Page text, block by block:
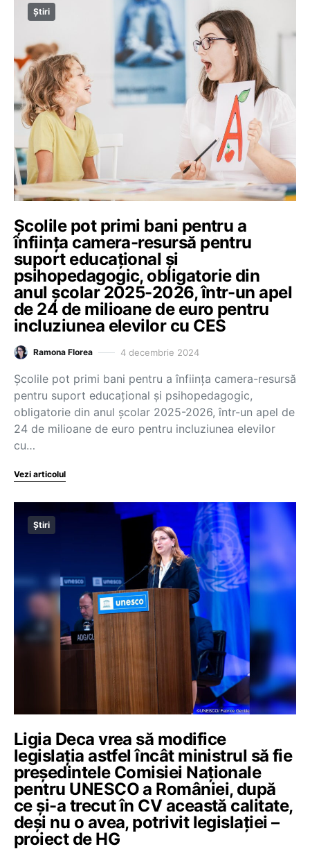
Știri
Școlile pot primi bani pentru a
înființa camera-resursă pentru
suport educațional și
psihopedagogic, obligatorie din
anul școlar 2025-2026, într-un apel
de 24 de milioane de euro pentru
incluziunea elevilor cu CES
Ramona Florea 4 decembrie 2024
Școlile pot primi bani pentru a înființa camera-resursă
pentru suport educațional și psihopedagogic,
obligatorie din anul școlar 2025-2026, într-un apel de
24 de milioane de euro pentru incluziunea elevilor
cu…
Vezi articolul
Știri
Ligia Deca vrea să modifice
legislația astfel încât ministrul să fie
președintele Comisiei Naționale
pentru UNESCO a României, după
ce și-a trecut în CV această calitate,
deși nu o avea, potrivit legislației –
proiect de HG